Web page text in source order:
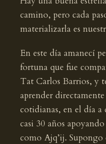
camino, pero cada
materializarla es
En este día amanecí
fortuna que fue
Tat Carlos Barrios, y
aprender
cotidianas, en el día
casi 30 años
como Ajq’ij.